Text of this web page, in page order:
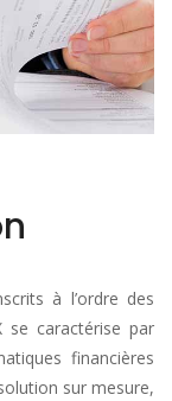
à l’ordre des
se caractérise par
financières
sur mesure,